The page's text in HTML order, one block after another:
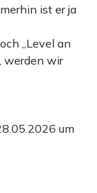
ist er ja
„Level an
werden wir
um